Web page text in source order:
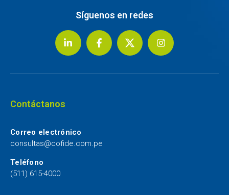
Síguenos en redes
Contáctanos
Correo electrónico
consultas@cofide.com.pe
Teléfono
(511) 615-4000